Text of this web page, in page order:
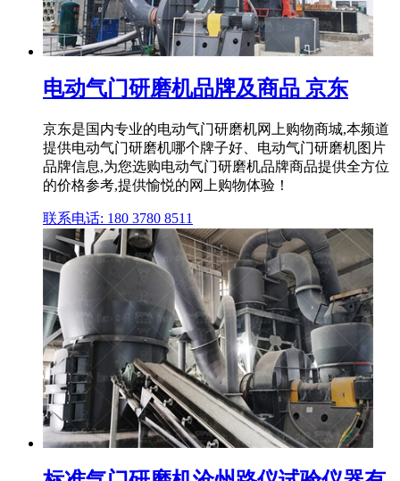
电动气门研磨机品牌及商品 京东
京东是国内专业的电动气门研磨机网上购物商城,本频道
提供电动气门研磨机哪个牌子好、电动气门研磨机图片
品牌信息,为您选购电动气门研磨机品牌商品提供全方位
的价格参考,提供愉悦的网上购物体验！
联系电话: 180 3780 8511